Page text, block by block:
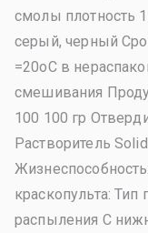
смолы плотность
серый, черный
=20oС в
смешивания
100 100 гр
Растворитель
краскопульта:
распыления С